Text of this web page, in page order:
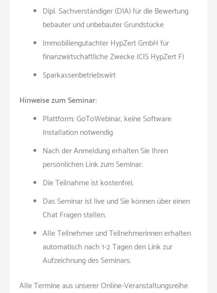
Dipl. Sachverständiger (DIA) für die Bewertung
bebauter und unbebauter Grundstücke
Immobiliengutachter HypZert GmbH für
finanzwirtschaftliche Zwecke (CIS HypZert F)
Sparkassenbetriebswirt
Hinweise zum Seminar:
Plattform: GoToWebinar, keine Software
Installation notwendig
Nach der Anmeldung erhalten Sie Ihren
persönlichen Link zum Seminar.
Die Teilnahme ist kostenfrei.
Das Seminar ist live und Sie können über einen
Chat Fragen stellen.
Alle Teilnehmer und Teilnehmerinnen erhalten
automatisch nach 1-2 Tagen den Link zur
Aufzeichnung des Seminars.
Alle Termine aus unserer Online-Veranstaltungsreihe